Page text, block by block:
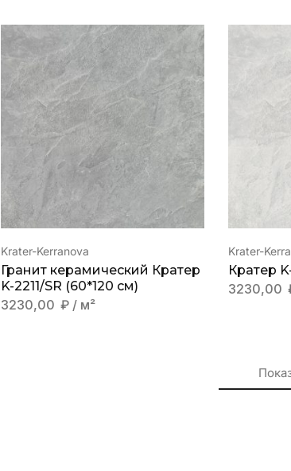
Krater-Kerranova
Гранит керамический Кратер
K-2211/SR (60*120 см)
3230,00 ₽ / м²
Krater-
Кратер
3230,00